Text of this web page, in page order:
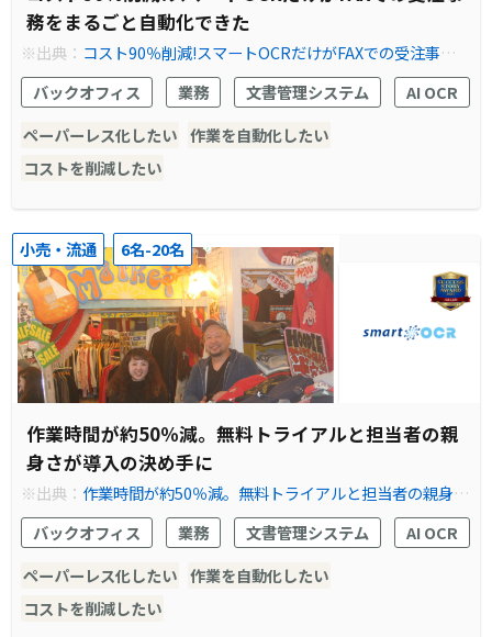
務をまるごと自動化できた
※出典： コスト90％削減!スマートOCRだけがFAXでの受注事務
をまるごと自動化できた
バックオフィス 業務 文書管理システム
AI OCR
ペーパーレス化したい 作業を自動化したい
コストを削減したい
小売・流通 6名-20名
作業時間が約50％減。無料トライアルと担当者の親
身さが導入の決め手に
※出典： 作業時間が約50％減。無料トライアルと担当者の親身さ
が導入の決め手に
バックオフィス 業務 文書管理システム
AI OCR
ペーパーレス化したい 作業を自動化したい
コストを削減したい